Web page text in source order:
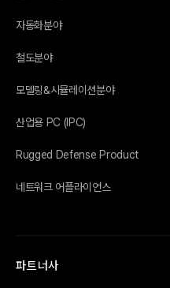
자동화분야
철도분야
모델링&시뮬레이션분야
산업용 PC (IPC)
Rugged Defense Product
네트워크 어플라이언스
파트너사